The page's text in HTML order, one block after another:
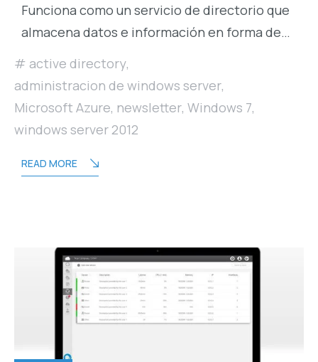
Funciona como un servicio de directorio que
almacena datos e información en forma de…
active directory,
administracion de windows server,
Microsoft Azure, newsletter, Windows 7,
windows server 2012
READ MORE